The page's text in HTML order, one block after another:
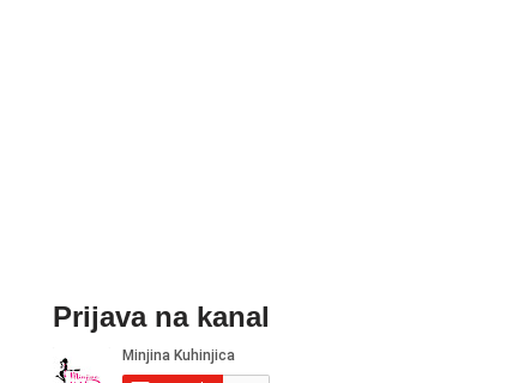
Prijava na kanal